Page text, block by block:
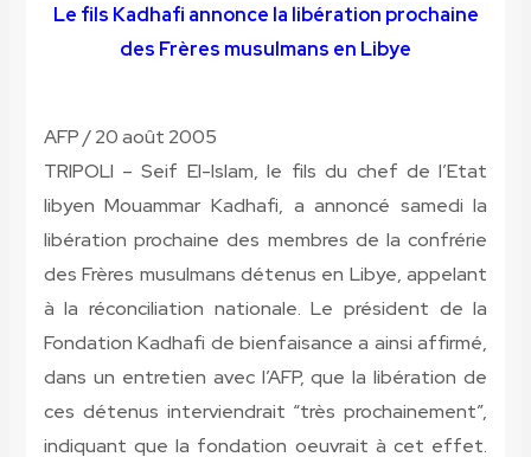
Le fils Kadhafi annonce la libération prochaine
des Frères musulmans en Libye
AFP / 20 août 2005
TRIPOLI – Seif El-Islam, le fils du chef de l’Etat
libyen Mouammar Kadhafi, a annoncé samedi la
libération prochaine des membres de la confrérie
des Frères musulmans détenus en Libye, appelant
à la réconciliation nationale. Le président de la
Fondation Kadhafi de bienfaisance a ainsi affirmé,
dans un entretien avec l’AFP, que la libération de
ces détenus interviendrait “très prochainement”,
indiquant que la fondation oeuvrait à cet effet.